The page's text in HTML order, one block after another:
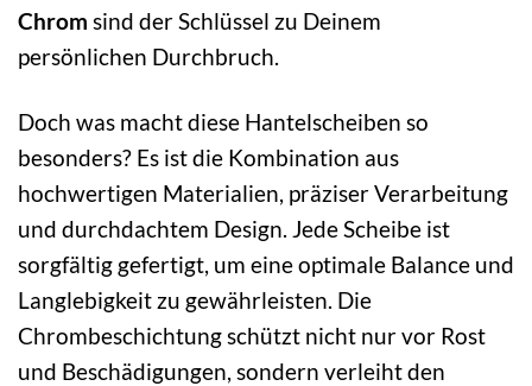
Chrom sind der Schlüssel zu Deinem
persönlichen Durchbruch.
Doch was macht diese Hantelscheiben so
besonders? Es ist die Kombination aus
hochwertigen Materialien, präziser Verarbeitung
und durchdachtem Design. Jede Scheibe ist
sorgfältig gefertigt, um eine optimale Balance und
Langlebigkeit zu gewährleisten. Die
Chrombeschichtung schützt nicht nur vor Rost
und Beschädigungen, sondern verleiht den